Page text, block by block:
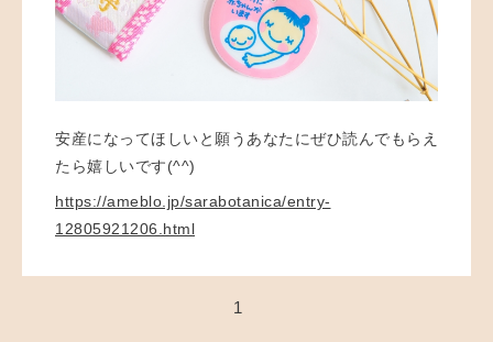
安産になってほしいと願うあなたにぜひ読んでもらえ
たら嬉しいです(^^)
https://ameblo.jp/sarabotanica/entry-
12805921206.html
1